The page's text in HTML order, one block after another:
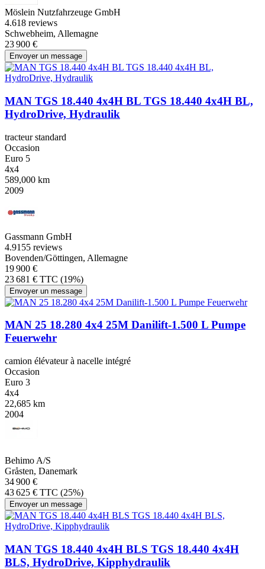
Möslein Nutzfahrzeuge GmbH
4.618 reviews
Schwebheim, Allemagne
23 900 €
Envoyer un message
MAN TGS 18.440 4x4H BL TGS 18.440 4x4H BL,
HydroDrive, Hydraulik
tracteur standard
Occasion
Euro 5
4x4
589,000 km
2009
Gassmann GmbH
4.9155 reviews
Bovenden/Göttingen, Allemagne
19 900 €
23 681 € TTC (19%)
Envoyer un message
MAN 25 18.280 4x4 25M Danilift-1.500 L Pumpe
Feuerwehr
camion élévateur à nacelle intégré
Occasion
Euro 3
4x4
22,685 km
2004
Behimo A/S
Gråsten, Danemark
34 900 €
43 625 € TTC (25%)
Envoyer un message
MAN TGS 18.440 4x4H BLS TGS 18.440 4x4H
BLS, HydroDrive, Kipphydraulik